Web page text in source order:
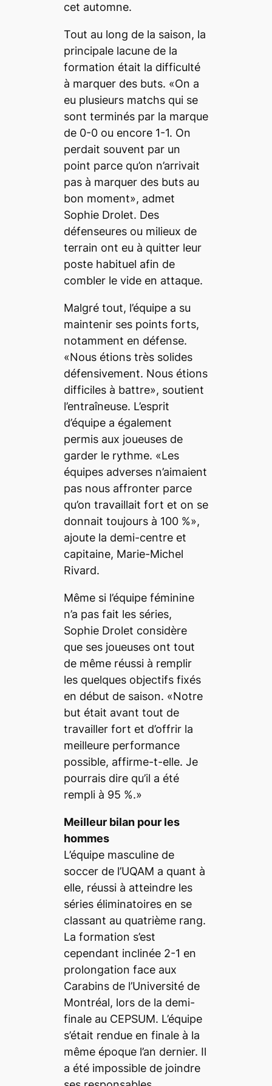
cet automne.
Tout au long de la saison, la
principale lacune de la
formation était la difficulté
à marquer des buts. «On a
eu plusieurs matchs qui se
sont terminés par la marque
de 0-0 ou encore 1-1. On
perdait souvent par un
point parce qu’on n’arrivait
pas à marquer des buts au
bon moment», admet
Sophie Drolet. Des
défenseures ou milieux de
terrain ont eu à quitter leur
poste habituel afin de
combler le vide en attaque.
Malgré tout, l’équipe a su
maintenir ses points forts,
notamment en défense.
«Nous étions très solides
défensivement. Nous étions
difficiles à battre», soutient
l’entraîneuse. L’esprit
d’équipe a également
permis aux joueuses de
garder le rythme. «Les
équipes adverses n’aimaient
pas nous affronter parce
qu’on travaillait fort et on se
donnait toujours à 100 %»,
ajoute la demi-centre et
capitaine, Marie-Michel
Rivard.
Même si l’équipe féminine
n’a pas fait les séries,
Sophie Drolet considère
que ses joueuses ont tout
de même réussi à remplir
les quelques objectifs fixés
en début de saison. «Notre
but était avant tout de
travailler fort et d’offrir la
meilleure performance
possible, affirme-t-elle. Je
pourrais dire qu’il a été
rempli à 95 %.»
Meilleur bilan pour les
hommes
L’équipe masculine de
soccer de l’UQAM a quant à
elle, réussi à atteindre les
séries éliminatoires en se
classant au quatrième rang.
La formation s’est
cependant inclinée 2-1 en
prolongation face aux
Carabins de l’Université de
Montréal, lors de la demi-
finale au CEPSUM. L’équipe
s’était rendue en finale à la
même époque l’an dernier. Il
a été impossible de joindre